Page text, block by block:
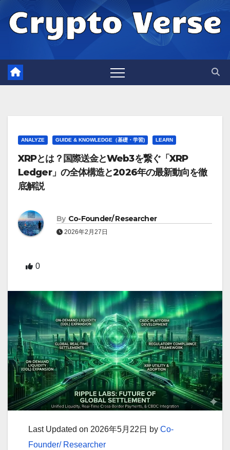
Skip
ANALYZE GUIDE & KNOWLEDGE（基礎・学習) LEARN
XRPとは？国際送金とWeb3を繋ぐ「XRP
Ledger」の全体構造と2026年の最新動向を徹
底解説
By Co-Founder/ Researcher
2026年2月27日
0
Last Updated on 2026年5月22日 by Co-
Founder/ Researcher